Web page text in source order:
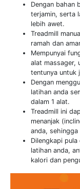
Dengan bahan
terjamin, serta
lebih awet.
Treadmill
ramah dan
Mempunyai
alat massager,
tentunya untuk
Dengan
latihan anda
dalam 1 alat.
Treadmill ini
menanjak
anda,
Dilengkapi
latihan anda,
kalori dan